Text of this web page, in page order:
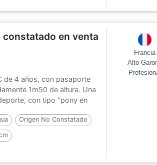
constatado en venta
de 4 años, con pasaporte
1m50 de altura. Una
con tipo "pony en
Origen No Constatado
Francia
Alto